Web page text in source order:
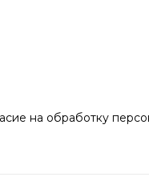
на обработку